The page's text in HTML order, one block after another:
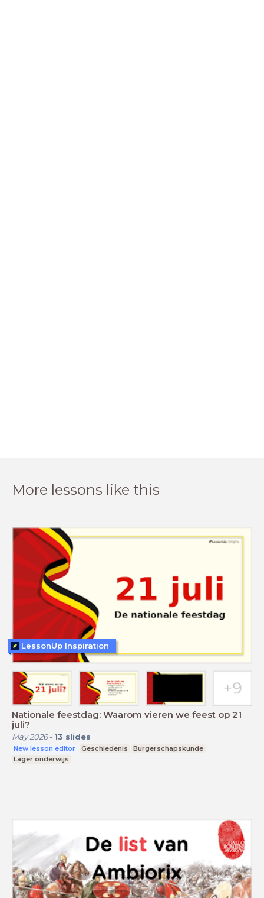
More lessons like this
Nationale feestdag: Waarom vieren we feest op 21
juli?
May 2026- 13 slides
New lesson editor Geschiedenis
Burgerschapskunde
Lager onderwijs
LessonUp Inspiration